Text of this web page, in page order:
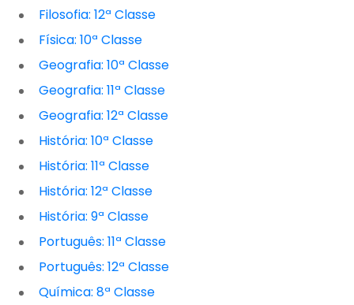
Filosofia: 12ª Classe
Física: 10ª Classe
Geografia: 10ª Classe
Geografia: 11ª Classe
Geografia: 12ª Classe
História: 10ª Classe
História: 11ª Classe
História: 12ª Classe
História: 9ª Classe
Português: 11ª Classe
Português: 12ª Classe
Química: 8ª Classe